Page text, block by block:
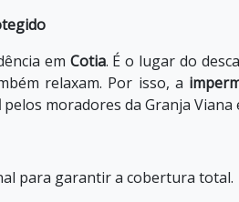
em Cotia. É o lugar do
relaxam. Por isso, a
pelos moradores da Granja Viana
para garantir a cobertura total.